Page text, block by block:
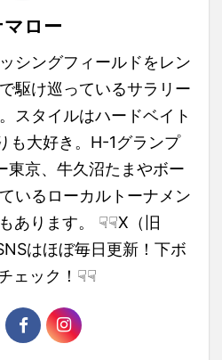
マロー
シングフィールドをレン
駆け巡っているサラリー
スタイルはハードベイト
も大好き。H-1グランプ
東京、牛久沼たまやボー
いるローカルトーナメン
あります。 ☟☟X（旧
はほぼ毎日更新！下ボ
ェック！☟☟